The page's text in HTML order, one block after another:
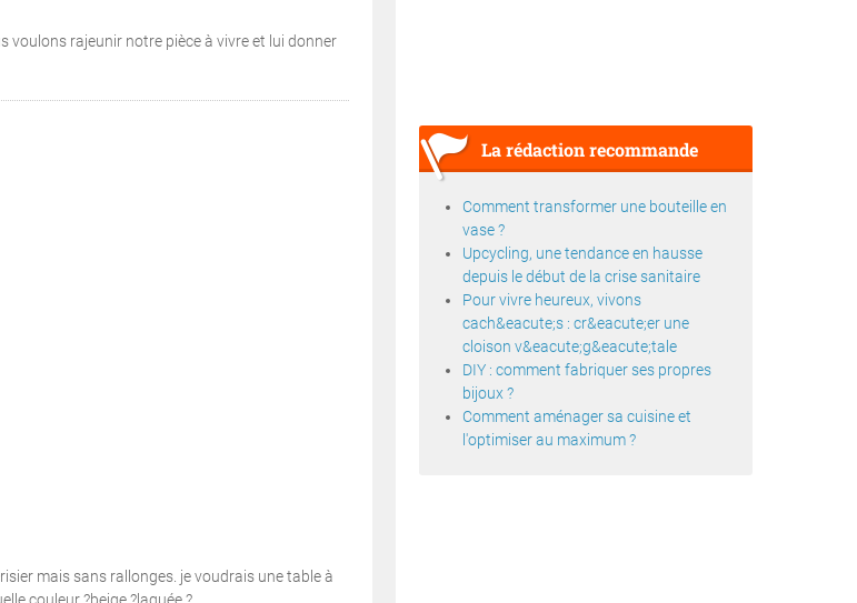
voulons rajeunir notre pièce à vivre et lui donner
mais sans rallonges. je voudrais une table à
La rédaction recommande
Comment transformer une bouteille en
vase ?
Upcycling, une tendance en hausse
depuis le début de la crise sanitaire
Pour vivre heureux, vivons
cach&eacute;s : cr&eacute;er une
cloison v&eacute;g&eacute;tale
DIY : comment fabriquer ses propres
bijoux ?
Comment aménager sa cuisine et
l'optimiser au maximum ?